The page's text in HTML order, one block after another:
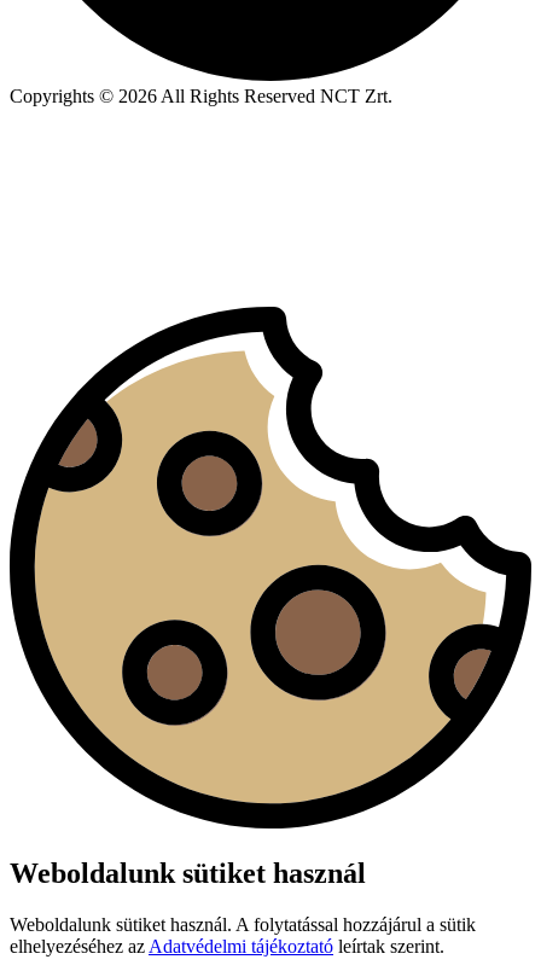
Copyrights © 2026 All Rights Reserved NCT Zrt.
Weboldalunk sütiket használ
Weboldalunk sütiket használ. A folytatással hozzájárul a sütik
elhelyezéséhez az Adatvédelmi tájékoztató leírtak szerint.